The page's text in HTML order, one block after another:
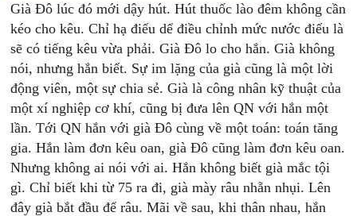
Già Đô lúc đó mới dậy hút. Hút thuốc lào đêm không cần
kéo cho kêu. Chỉ hạ điếu dể điều chỉnh mức nước điếu là
sẽ có tiếng kêu vừa phải. Già Đô lo cho hắn. Già không
nói, nhưng hắn biết. Sự im lặng của già cũng là một lời
động viên, một sự chia sẻ. Già là công nhân kỹ thuật của
một xí nghiệp cơ khí, cũng bị đưa lên QN với hắn một
lần. Tới QN hắn với già Đô cùng về một toán: toán tăng
gia. Hắn làm đơn kêu oan, già Đô cũng làm đơn kêu oan.
Nhưng không ai nói với ai. Hắn không biết già mắc tội
gì. Chỉ biết khi từ 75 ra đi, già mày râu nhẵn nhụi. Lên
đây già bắt đầu để râu. Mãi về sau, khi thân nhau, hắn